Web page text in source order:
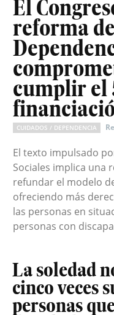
El
reforma
cumplir el
CUIDADOS / DEPENDENCIA
El texto impulsado
Sociales implica una
refundar el modelo
ofreciendo más
las personas en
personas con
La soledad
cinco veces
personas